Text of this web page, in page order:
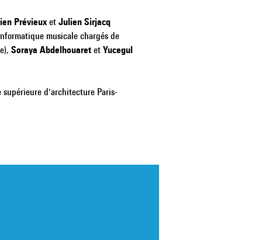
Prévieuxet Julien Sirjacq
musicale chargés de
Soraya Abdelhouaret et Yucegul
d'architecture Paris-